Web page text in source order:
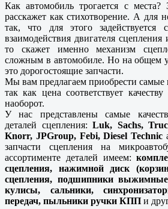
Как автомобиль трогается с места?
расскажет как стихотворение. А для
так, что для этого задействуется
взаимодействия двигателя
то скажет именно механизм
сложным в автомобиле. Но на общем
это дорогостоящие запчасти.
Мы вам предлагаем приобрести самые
так как цена соответствует
наоборот.
У нас представлены самые
деталей сцепления: Luk, Sachs,
Knorr, JPGroup, Febi, Diesel Technic
запчасти сцепления на
ассортименте деталей имеем:
сцепления, нажимной диск
сцепления, подшипники
кулисы, сальники,
передач, пыльники ручки КПП и